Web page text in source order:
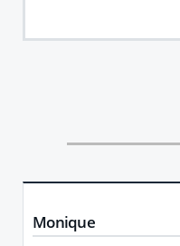
Monique